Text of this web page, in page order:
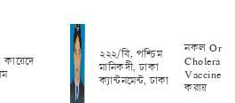
কায়েদে
২২২/বি, পশ্চিম
মানিকদী, ঢাকা
ক্যান্টনমেন্ট, ঢাকা
নকল Oral
Cholera
Vaccine
করায়